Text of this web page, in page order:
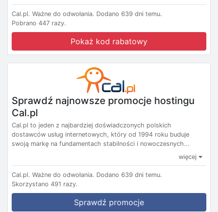
Cal.pl. Ważne do odwołania. Dodano 639 dni temu.
Pobrano 447 razy.
Pokaż kod rabatowy
Sprawdź najnowsze promocje hostingu
Cal.pl
Cal.pl to jeden z najbardziej doświadczonych polskich
dostawców usług internetowych, który od 1994 roku buduje
swoją markę na fundamentach stabilności i nowoczesnych...
więcej
Cal.pl. Ważne do odwołania. Dodano 639 dni temu.
Skorzystano 491 razy.
Sprawdź promocje